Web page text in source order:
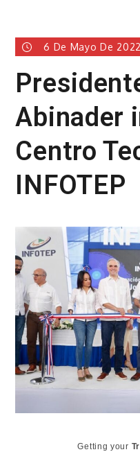
6 De Mayo De 2022
Abinader
Centro
INFOTEP
Getting your